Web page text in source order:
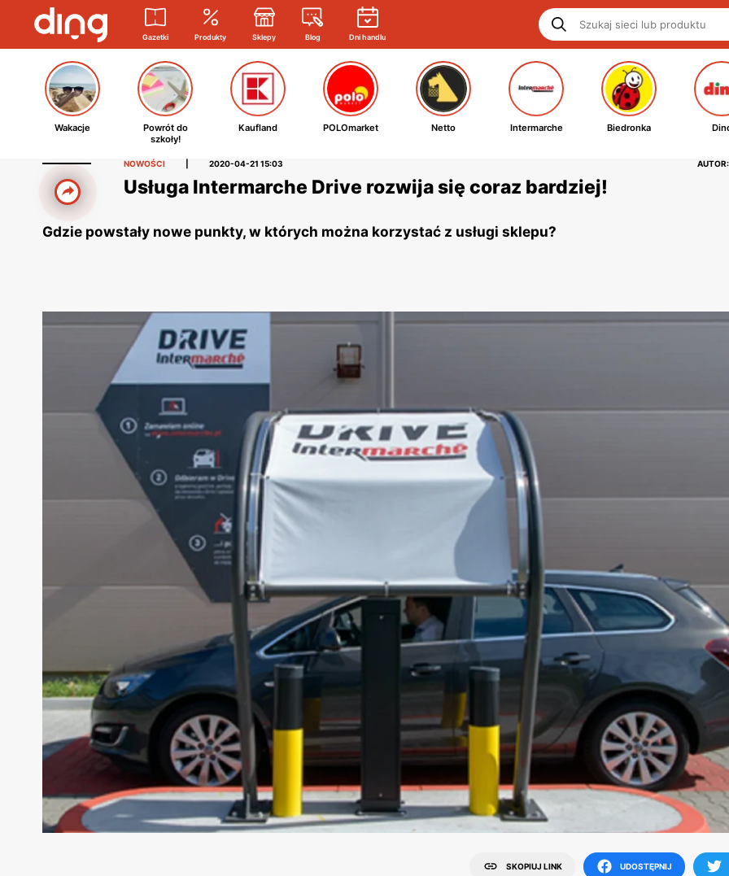
Gazetki Produkty Sklepy Blog Dni handlu
Wakacje
Powrót do
szkoły!
Kaufland POLOmarket Netto Intermarche Biedronka
NOWOŚCI 2020-04-21 15:03
Usługa Intermarche Drive rozwija się coraz bardziej!
Gdzie powstały nowe punkty, w których można korzystać z usługi sklepu?
SKOPIUJ LINK UDOSTĘPNIJ